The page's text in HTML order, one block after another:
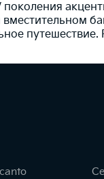
вместительном